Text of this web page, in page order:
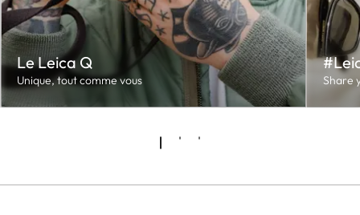
Le Leica Q
Unique, tout comme vous Share